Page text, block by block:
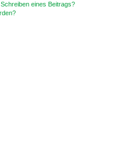
eines Beitrags?